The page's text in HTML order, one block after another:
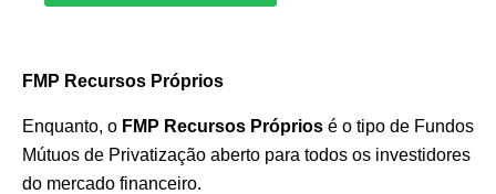
FMP Recursos Próprios
Enquanto, o FMP Recursos Próprios é o tipo de Fundos
Mútuos de Privatização aberto para todos os investidores
do mercado financeiro.